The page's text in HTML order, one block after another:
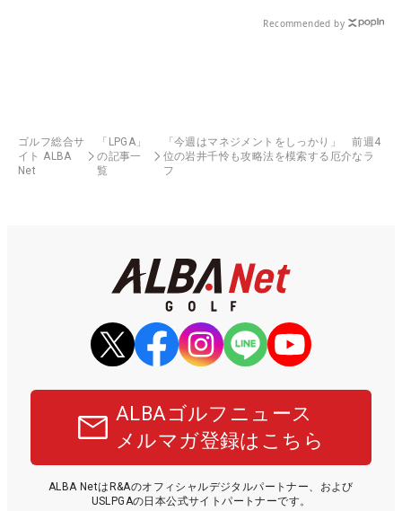
Recommended by
ゴルフ総合サ
イト ALBA
Net
「LPGA」
の記事一
覧
「今週はマネジメントをしっかり」 前週4
位の岩井千怜も攻略法を模索する厄介なラ
フ
ALBAゴルフニュース
メルマガ登録はこちら
ALBA NetはR&Aのオフィシャルデジタルパートナー、および
USLPGAの日本公式サイトパートナーです。